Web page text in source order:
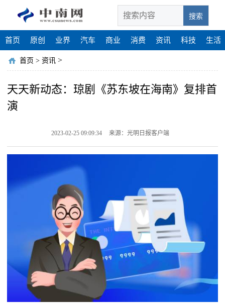
搜索
首页 原创 业界 汽车 商业 消费 资讯 科技 生活
首页 > 资讯 >
天天新动态：琼剧《苏东坡在海南》复排首
演
2023-02-25 09:09:34 来源：光明日报客户端